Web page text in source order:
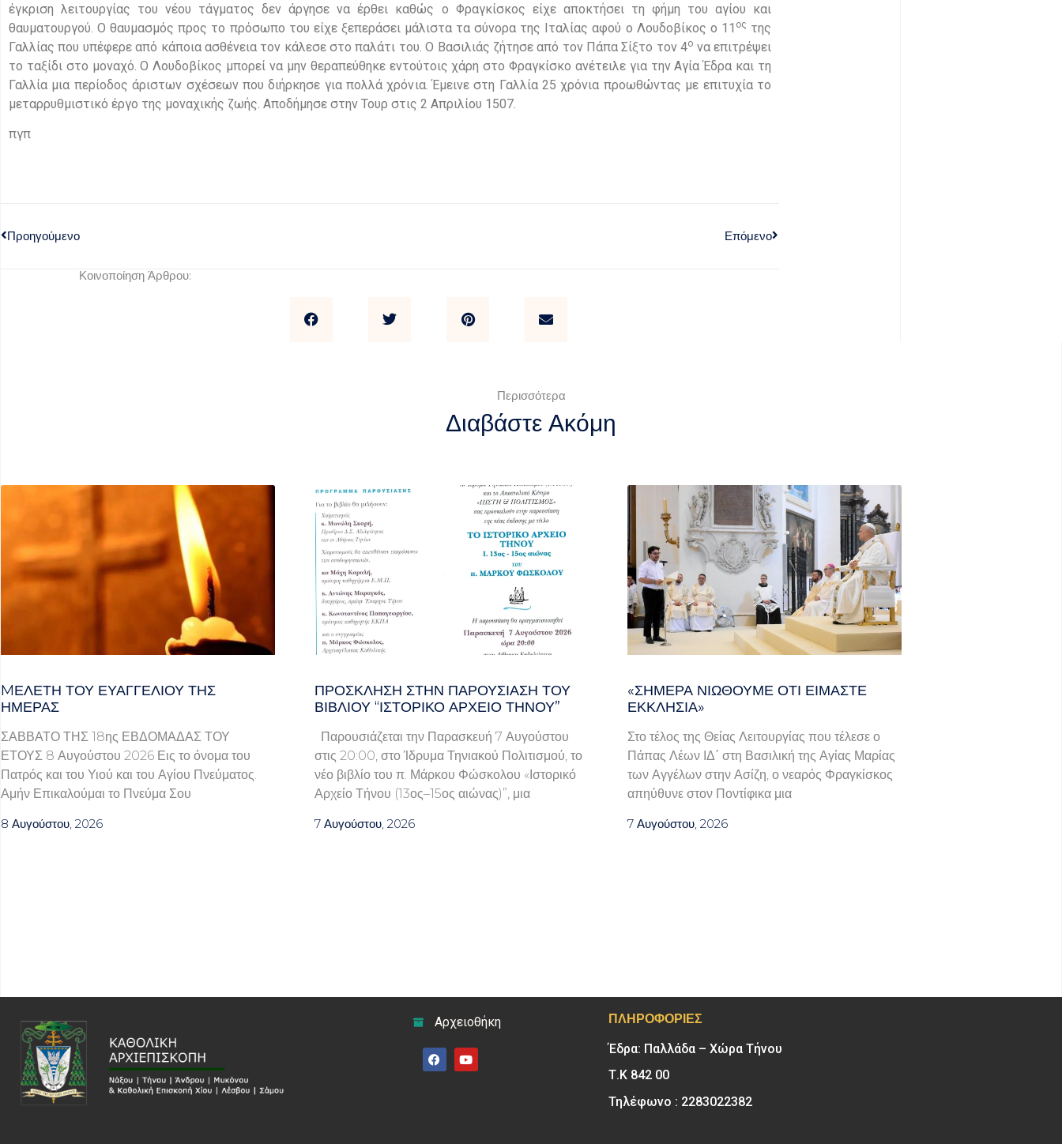
έγκριση λειτουργίας του νέου τάγματος δεν άργησε να έρθει καθώς ο Φραγκίσκος είχε αποκτήσει τη φήμη του αγίου και
θαυματουργού. Ο θαυμασμός προς το πρόσωπο του είχε ξεπεράσει μάλιστα τα σύνορα της Ιταλίας αφού ο Λουδοβίκος ο 11 ος της
Γαλλίας που υπέφερε από κάποια ασθένεια τον κάλεσε στο παλάτι του. Ο Βασιλιάς ζήτησε από τον Πάπα Σίξτο τον 4ο να επιτρέψει
το ταξίδι στο μοναχό. Ο Λουδοβίκος μπορεί να μην θεραπεύθηκε εντούτοις χάρη στο Φραγκίσκο ανέτειλε για την Αγία Έδρα και τη
Γαλλία μια περίοδος άριστων σχέσεων που διήρκησε για πολλά χρόνια. Έμεινε στη Γαλλία 25 χρόνια προωθώντας με επιτυχία το
μεταρρυθμιστικό έργο της μοναχικής ζωής. Αποδήμησε στην Τουρ στις 2 Απριλίου 1507.
πγπ
Προηγούμενο Επόμενο
Κοινοποίηση Άρθρου:
Περισσότερα
Διαβάστε Ακόμη
MΕΛΈΤΗ ΤΟΥ ΕΥΑΓΓΕΛΊΟΥ ΤΗΣ
ΗΜΈΡΑΣ
ΣΑΒΒΑΤΟ ΤΗΣ 18ης ΕΒΔΟΜΑΔΑΣ ΤΟΥ
ΕΤΟΥΣ 8 Αυγούστου 2026 Εις το όνομα του
Πατρός και του Υιού και του Αγίου Πνεύματος.
Αμήν Επικαλούμαι το Πνεύμα Σου
8 Αυγούστου, 2026
ΠΡΌΣΚΛΗΣΗ ΣΤΗΝ ΠΑΡΟΥΣΊΑΣΗ ΤΟΥ
ΒΙΒΛΊΟΥ “ΙΣΤΟΡΙΚΌ ΑΡΧΕΊΟ ΤΉΝΟΥ”
Παρουσιάζεται την Παρασκευή 7 Αυγούστου
στις 20:00, στο Ίδρυμα Τηνιακού Πολιτισμού, το
νέο βιβλίο του π. Μάρκου Φώσκολου «Ιστορικό
Αρχείο Τήνου (13ος–15ος αιώνας)”, μια
7 Αυγούστου, 2026
«ΣΉΜΕΡΑ ΝΙΏΘΟΥΜΕ ΌΤΙ ΕΊΜΑΣΤΕ
ΕΚΚΛΗΣΊΑ»
Στο τέλος της Θείας Λειτουργίας που τέλεσε ο
Πάπας Λέων ΙΔ΄ στη Βασιλική της Αγίας Μαρίας
των Αγγέλων στην Ασίζη, ο νεαρός Φραγκίσκος
απηύθυνε στον Ποντίφικα μια
7 Αυγούστου, 2026
Αρχειοθήκη
ΠΛΗΡΟΦΟΡΊΕΣ
Έδρα: Παλλάδα – Χώρα Τήνου
Τ.Κ 842 00
Τηλέφωνο : 2283022382